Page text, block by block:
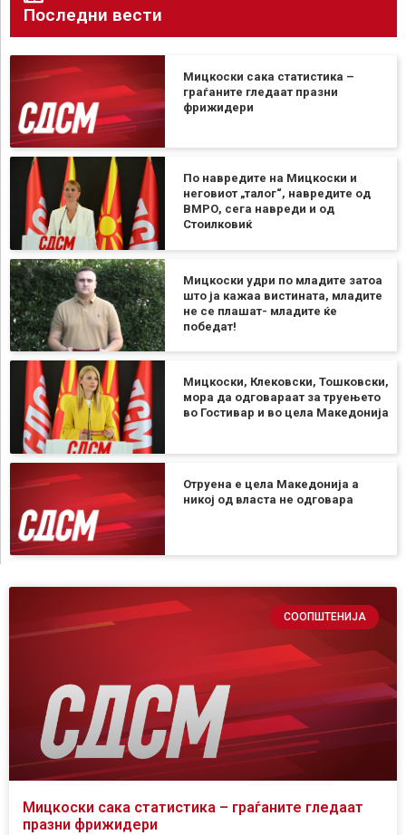
Последни вести
Мицкоски сака статистика –
граѓаните гледаат празни
фрижидери
По навредите на Мицкоски и
неговиот „талог“, навредите од
ВМРО, сега навреди и од
Стоилковиќ
Мицкоски удри по младите затоа
што ја кажаа вистината, младите
не се плашат- младите ќе
победат!
Мицкоски, Клековски, Тошковски,
мора да одговараат за труењето
во Гостивар и во цела Македонија
Отруена е цела Македонија а
никој од власта не одговара
СООПШТЕНИЈА
Мицкоски сака статистика – граѓаните гледаат
празни фрижидери